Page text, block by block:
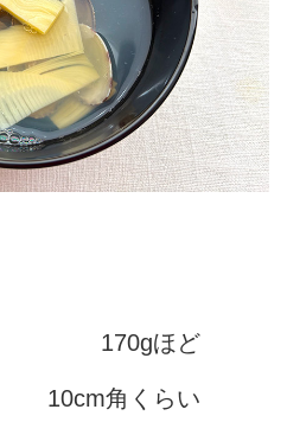
170gほど
10cm角くらい